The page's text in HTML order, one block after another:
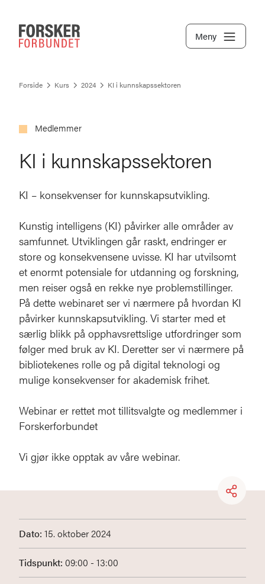
Meny
Forside Kurs 2024 KI i kunnskapssektoren
Medlemmer
KI i kunnskapssektoren
KI – konsekvenser for kunnskapsutvikling.
Kunstig intelligens (KI) påvirker alle områder av
samfunnet. Utviklingen går raskt, endringer er
store og konsekvensene uvisse. KI har utvilsomt
et enormt potensiale for utdanning og forskning,
men reiser også en rekke nye problemstillinger.
På dette webinaret ser vi nærmere på hvordan KI
påvirker kunnskapsutvikling. Vi starter med et
særlig blikk på opphavsrettslige utfordringer som
følger med bruk av KI. Deretter ser vi nærmere på
bibliotekenes rolle og på digital teknologi og
mulige konsekvenser for akademisk frihet.
Webinar er rettet mot tillitsvalgte og medlemmer i
Forskerforbundet
Vi gjør ikke opptak av våre webinar.
Dato: 15. oktober 2024
Tidspunkt: 09:00 - 13:00